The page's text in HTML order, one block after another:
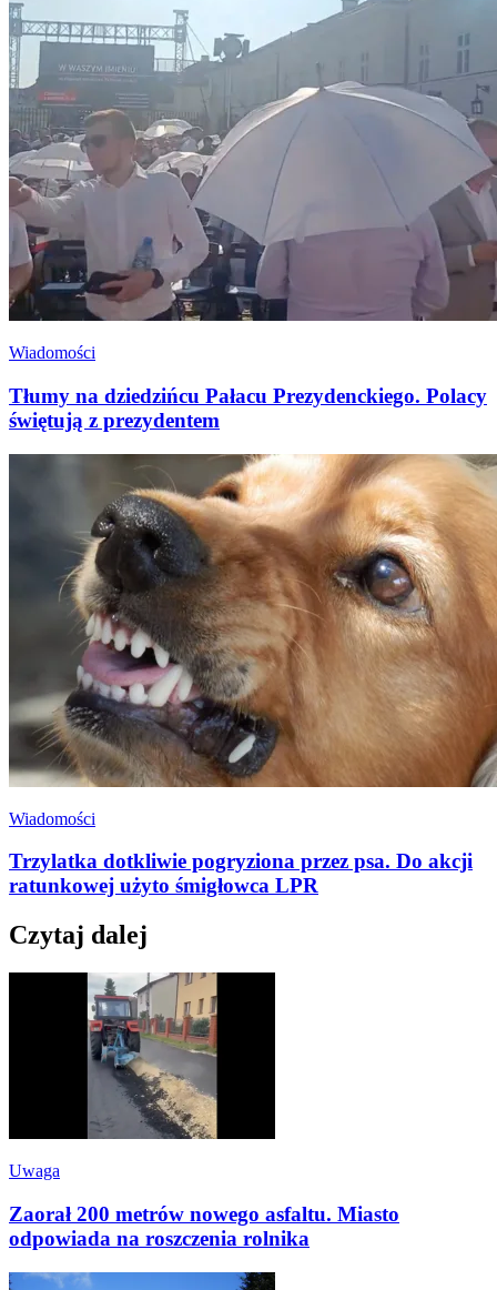
Wiadomości
Tłumy na dziedzińcu Pałacu Prezydenckiego. Polacy
świętują z prezydentem
Wiadomości
Trzylatka dotkliwie pogryziona przez psa. Do akcji
ratunkowej użyto śmigłowca LPR
Czytaj dalej
Uwaga
Zaorał 200 metrów nowego asfaltu. Miasto
odpowiada na roszczenia rolnika